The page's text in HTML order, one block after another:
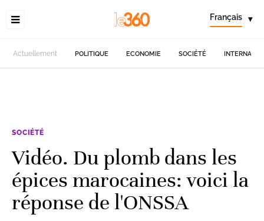
Français ▾
Actuellement POLITIQUE ECONOMIE SOCIÉTÉ
SOCIÉTÉ
Vidéo. Du plomb dans les
épices marocaines: voici la
réponse de l'ONSSA